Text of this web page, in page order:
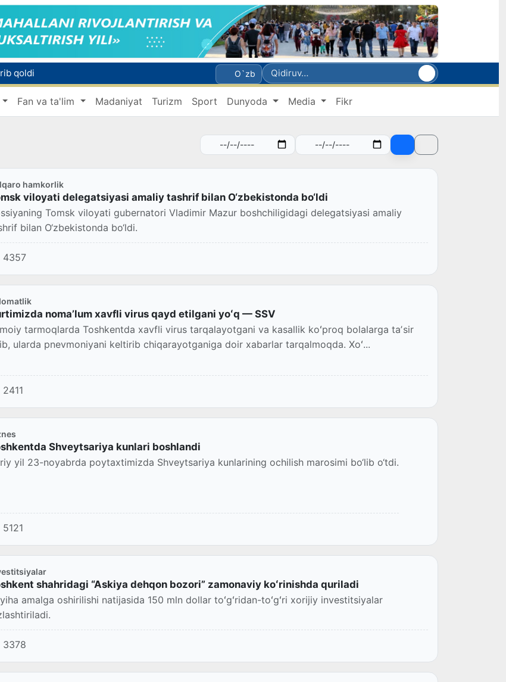
qoldi
Toshkentda Kichik halqa avtomobil yoʻlining bir qismida harakat vaqtincha cheklanadi
O`zb
Fan va ta'lim Madaniyat Turizm Sport Dunyoda Media Fikr
hamkorlik
viloyati delegatsiyasi amaliy tashrif bilan O‘zbekistonda bo‘ldi
Tomsk viloyati gubernatori Vladimir Mazur boshchiligidagi delegatsiyasi amaliy
bilan O‘zbekistonda bo‘ldi.
4357
nomaʼlum xavfli virus qayd etilgani yoʻq — SSV
tarmoqlarda Toshkentda xavfli virus tarqalayotgani va kasallik koʻproq bolalarga taʼsir
ularda pnevmoniyani keltirib chiqarayotganiga doir xabarlar tarqalmoqda. Xoʻ...
2411
Shveytsariya kunlari boshlandi
yil 23-noyabrda poytaxtimizda Shveytsariya kunlarining ochilish marosimi bo‘lib o‘tdi.
5121
shahridagi “Askiya dehqon bozori” zamonaviy koʻrinishda quriladi
amalga oshirilishi natijasida 150 mln dollar toʻgʻridan-toʻgʻri xorijiy investitsiyalar
3378